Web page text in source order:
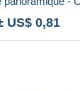
US$ 0,81